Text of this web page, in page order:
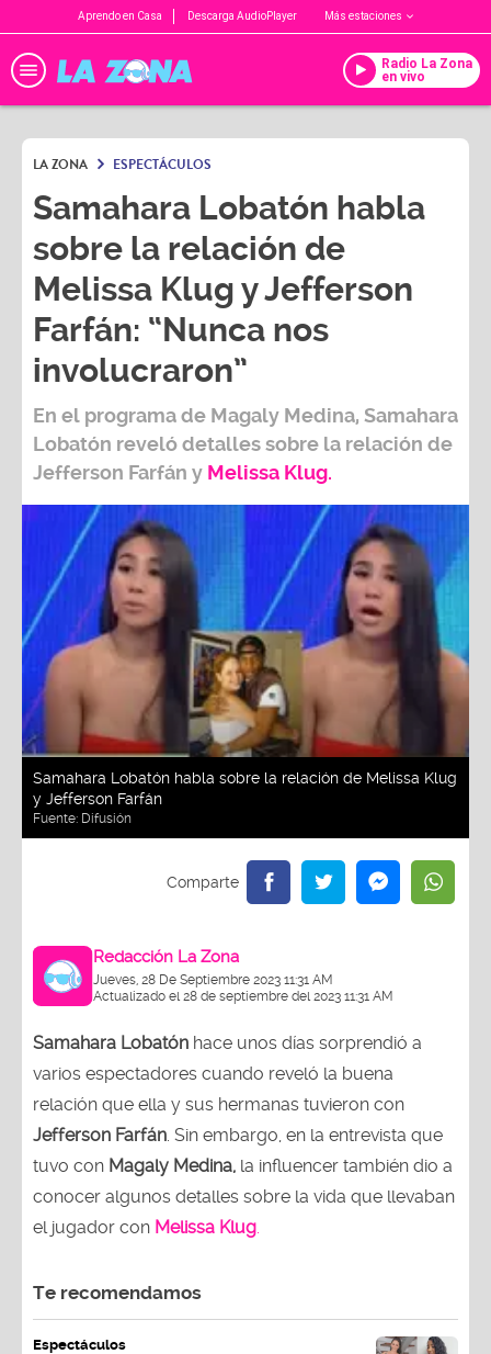
Aprendo en Casa Descarga AudioPlayer Más estaciones
Radio La Zona
en vivo
LA ZONA ESPECTÁCULOS
Samahara Lobatón habla
sobre la relación de
Melissa Klug y Jefferson
Farfán: “Nunca nos
involucraron”
En el programa de Magaly Medina, Samahara
Lobatón reveló detalles sobre la relación de
Jefferson Farfán y Melissa Klug.
Samahara Lobatón habla sobre la relación de Melissa Klug
y Jefferson Farfán
Fuente: Difusión
Redacción La Zona
Jueves, 28 De Septiembre 2023 11:31 AM
Actualizado el 28 de septiembre del 2023 11:31 AM
Samahara Lobatón hace unos días sorprendió a
varios espectadores cuando reveló la buena
relación que ella y sus hermanas tuvieron con
Jefferson Farfán . Sin embargo, en la entrevista que
tuvo con Magaly Medina, la influencer también dio a
conocer algunos detalles sobre la vida que llevaban
el jugador con Melissa Klug
Te recomendamos
Espectáculos